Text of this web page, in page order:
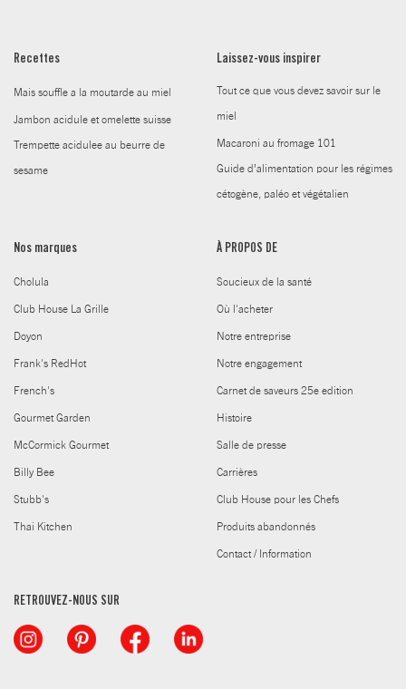
Recettes
Mais souffle a la moutarde au miel
Jambon acidule et omelette suisse
Trempette acidulee au beurre de
sesame
Laissez-vous inspirer
Tout ce que vous devez savoir sur le
miel
Macaroni au fromage 101
Guide d’alimentation pour les régimes
cétogène, paléo et végétalien
Nos marques
Cholula
Club House La Grille
Doyon
Frank's RedHot
French's
Gourmet Garden
McCormick Gourmet
Billy Bee
Stubb's
Thai Kitchen
À PROPOS DE
Soucieux de la santé
Où l'acheter
Notre entreprise
Notre engagement
Carnet de saveurs 25e edition
Histoire
Salle de presse
Carrières
Club House pour les Chefs
Produits abandonnés
Contact / Information
RETROUVEZ-NOUS SUR